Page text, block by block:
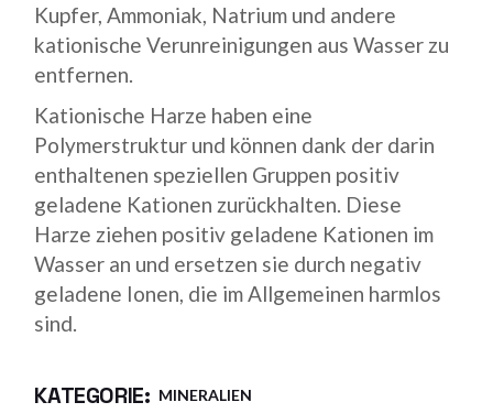
Kupfer, Ammoniak, Natrium und andere
kationische Verunreinigungen aus Wasser zu
entfernen.
Kationische Harze haben eine
Polymerstruktur und können dank der darin
enthaltenen speziellen Gruppen positiv
geladene Kationen zurückhalten. Diese
Harze ziehen positiv geladene Kationen im
Wasser an und ersetzen sie durch negativ
geladene Ionen, die im Allgemeinen harmlos
sind.
KATEGORIE: MINERALIEN